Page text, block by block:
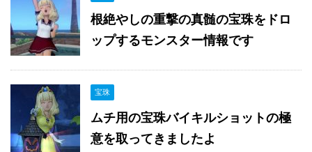
根絶やしの重撃の真髄の宝珠をドロ
ップするモンスター情報です
宝珠
ムチ用の宝珠バイキルショットの極
意を取ってきましたよ